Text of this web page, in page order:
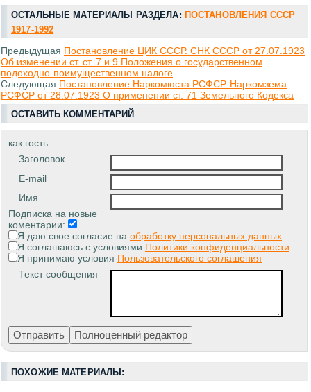
ОСТАЛЬНЫЕ МАТЕРИАЛЫ РАЗДЕЛА: ПОСТАНОВЛЕНИЯ СССР
1917-1992
Предыдущая Постановление ЦИК СССР. СНК СССР от 27.07.1923
Об изменении ст. ст. 7 и 9 Положения о государственном
подоходно-поимущественном налоге
Следующая Постановление Наркомюста РСФСР. Наркомзема
РСФСР от 28.07.1923 О применении ст. 71 Земельного Кодекса
ОСТАВИТЬ КОММЕНТАРИЙ
как гость
Заголовок
E-mail
Имя
Подписка на новые
коментарии:
Я даю свое согласие на обработку персональных данных
Я соглашаюсь с условиями Политики конфиденциальности
Я принимаю условия Пользовательского соглашения
Текст сообщения
ПОХОЖИЕ МАТЕРИАЛЫ: